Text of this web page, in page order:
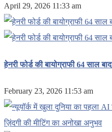
April 29, 2026 11:33 am
हेनरी फोर्ड की बायोग्राफी 64 साल
February 23, 2026 11:53 am